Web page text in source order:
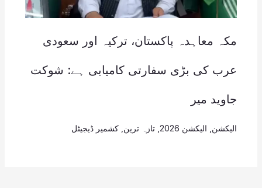
مکہ معاہدہ پاکستان، ترکیہ اور سعودی
عرب کی بڑی سفارتی کامیابی ہے: شوکت
جاوید میر
الیکشن الیکشن 2026 , تازہ ترین کشمیر ڈیجیٹل